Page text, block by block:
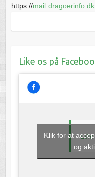
https://mail.dragoerinfo.dk
Like os på
Klik for at
og